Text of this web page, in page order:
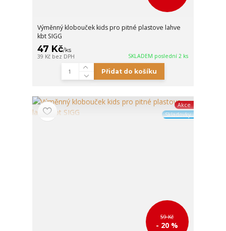
Výměnný klobouček kids pro pitné plastove lahve
kbt SIGG
47 Kč/ks
39 Kč bez DPH SKLADEM poslední 2 ks
Přidat do košíku
Akce
Skladovky
59 Kč
- 20 %